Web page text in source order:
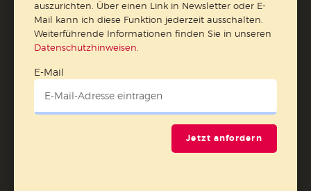
Der pädagogische Ratgeber
Ja, ich möchte den kostenlosen HERDER-Pädagogik-
meiner Kontaktdaten zum Zweck des E-Mail-Marketings
durch den Verlag Herder ein. Den Newsletter oder die E-
Mail-Werbung kann ich jederzeit abbestellen.
Ich bin einverstanden, dass mein personenbezogenes
Nutzungsverhalten in Newsletter und E-Mail-Werbung
erfasst und ausgewertet wird, um die Inhalte besser auf
auszurichten. Über einen Link in Newsletter oder E-
Mail kann ich diese Funktion jederzeit ausschalten.
Weiterführende Informationen finden Sie in unseren
Datenschutzhinweisen
E-Mail
Jetzt anfordern